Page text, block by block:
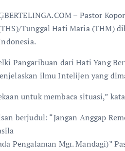
– Pastor
Tunggal Hati Maria (THM)
Pangaribuan dari Hati Yang
ilmu Intelijen yang
untuk membaca situasi,”
berjudul: “Jangan Anggap
Pengalaman Mgr. Mandagi)”